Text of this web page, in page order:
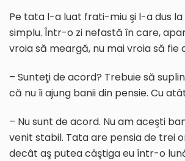
Pe tata l-a luat frati-miu şi l-a dus la
simplu. Într-o zi nefastă în care,
vroia să meargă, nu mai vroia să fie
– Sunteţi de acord? Trebuie să
că nu îi ajung banii din pensie. Cu
– Nu sunt de acord. Nu am aceşti
venit stabil. Tata are pensia de trei
decât aş putea câştiga eu într-o